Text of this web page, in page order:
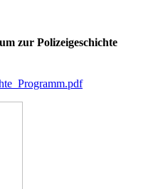
zur Polizeigeschichte